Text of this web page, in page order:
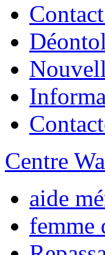
Contact
Centre
aide
femme